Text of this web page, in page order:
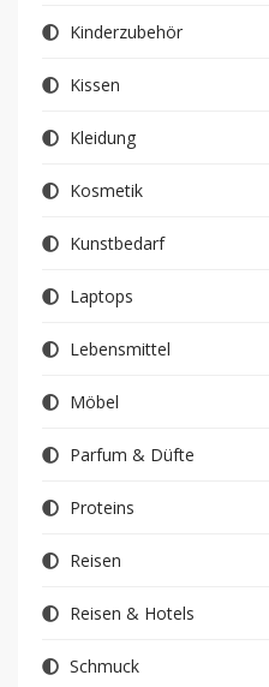
Kinderzubehör
Kissen
Kleidung
Kosmetik
Kunstbedarf
Laptops
Lebensmittel
Möbel
Parfum & Düfte
Proteins
Reisen
Reisen & Hotels
Schmuck